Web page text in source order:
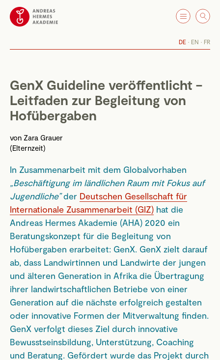
DE EN FR
GenX Guideline veröffentlicht –
Leitfaden zur Begleitung von
Hofübergaben
von Zara Grauer
(Elternzeit)
In Zusammenarbeit mit dem Globalvorhaben
„Beschäftigung im ländlichen Raum mit Fokus auf
Jugendliche”der Deutschen Gesellschaft für
Internationale Zusammenarbeit (GIZ) hat die
Andreas Hermes Akademie (AHA) 2020 ein
Beratungskonzept für die Begleitung von
Hofübergaben erarbeitet: GenX. GenX zielt darauf
ab, dass Landwirtinnen und Landwirte der jungen
und älteren Generation in Afrika die Übertragung
ihrer landwirtschaftlichen Betriebe von einer
Generation auf die nächste erfolgreich gestalten
oder innovative Formen der Mitverwaltung finden.
GenX verfolgt dieses Ziel durch innovative
Bewusstseinsbildung, Unterstützung, Coaching
und Beratung. Gefördert wurde das Projekt durch